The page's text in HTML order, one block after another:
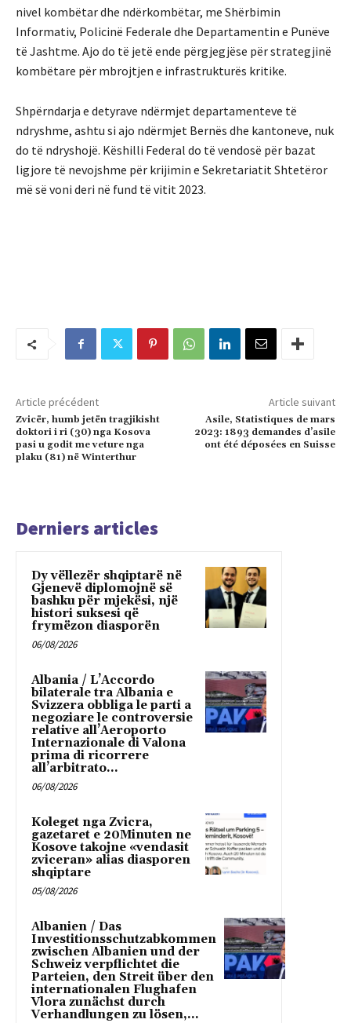
nivel kombëtar dhe ndërkombëtar, me Shërbimin
Informativ, Policinë Federale dhe Departamentin e Punëve
të Jashtme. Ajo do të jetë ende përgjegjëse për strategjinë
kombëtare për mbrojtjen e infrastrukturës kritike.
Shpërndarja e detyrave ndërmjet departamenteve të
ndryshme, ashtu si ajo ndërmjet Bernës dhe kantoneve, nuk
do të ndryshojë. Këshilli Federal do të vendosë për bazat
ligjore të nevojshme për krijimin e Sekretariatit Shtetëror
më së voni deri në fund të vitit 2023.
Article précédent
Zvicër, humb jetën tragjikisht
doktori i ri (30) nga Kosova
pasi u godit me veture nga
plaku (81) në Winterthur
Article suivant
Asile, Statistiques de mars
2023: 1893 demandes d’asile
ont été déposées en Suisse
Derniers articles
Dy vëllezër shqiptarë në
Gjenevë diplomojnë së
bashku për mjekësi, një
histori suksesi që
frymëzon diasporën
06/08/2026
Albania / L’Accordo
bilaterale tra Albania e
Svizzera obbliga le parti a
negoziare le controversie
relative all’Aeroporto
Internazionale di Valona
prima di ricorrere
all’arbitrato...
06/08/2026
Koleget nga Zvicra,
gazetaret e 20Minuten ne
Kosove takojne «vendasit
zviceran» alias diasporen
shqiptare
05/08/2026
Albanien / Das
Investitionsschutzabkommen
zwischen Albanien und der
Schweiz verpflichtet die
Parteien, den Streit über den
internationalen Flughafen
Vlora zunächst durch
Verhandlungen zu lösen,...